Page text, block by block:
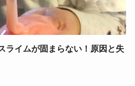
ライムが固まらない！原因と失